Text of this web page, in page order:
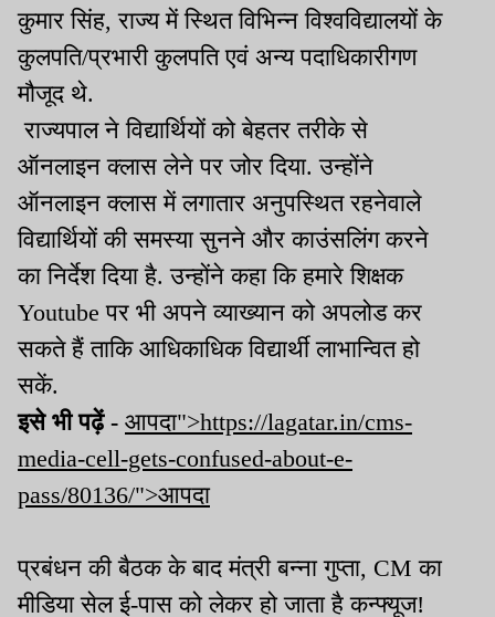
कुमार सिंह, राज्य में स्थित विभिन्न विश्वविद्यालयों के
कुलपति/प्रभारी कुलपति एवं अन्य पदाधिकारीगण
मौजूद थे.
राज्यपाल ने विद्यार्थियों को बेहतर तरीके से
ऑनलाइन क्लास लेने पर जोर दिया. उन्होंने
ऑनलाइन क्लास में लगातार अनुपस्थित रहनेवाले
विद्यार्थियों की समस्या सुनने और काउंसलिंग करने
का निर्देश दिया है. उन्होंने कहा कि हमारे शिक्षक
Youtube पर भी अपने व्याख्यान को अपलोड कर
सकते हैं ताकि आधिकाधिक विद्यार्थी लाभान्वित हो
सकें.
इसे भी पढ़ें - आपदा">https://lagatar.in/cms-
media-cell-gets-confused-about-e-
pass/80136/">आपदा
प्रबंधन की बैठक के बाद मंत्री बन्ना गुप्ता, CM का
मीडिया सेल ई-पास को लेकर हो जाता है कन्फ्यूज!